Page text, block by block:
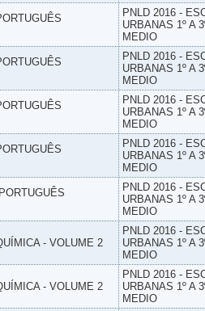
PNLD 2016 -
URBANAS 1º A
MEDIO
PNLD 2016 -
URBANAS 1º A
MEDIO
PNLD 2016 -
URBANAS 1º A
MEDIO
PNLD 2016 -
URBANAS 1º A
MEDIO
PNLD 2016 -
URBANAS 1º A
MEDIO
- VOLUME 2
PNLD 2016 -
URBANAS 1º A
MEDIO
- VOLUME 2
PNLD 2016 -
URBANAS 1º A
MEDIO